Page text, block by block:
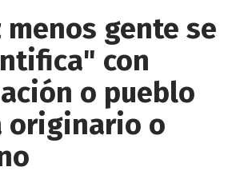
menos gente se
con
o pueblo
originario o